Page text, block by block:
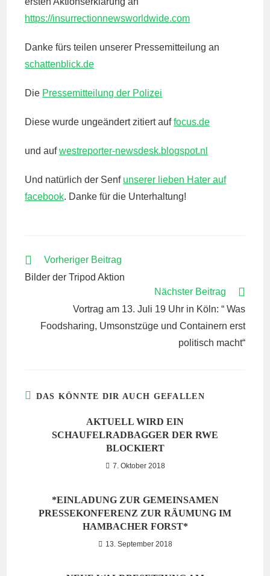
https://insurrectionnewsworldwide.com
Danke fürs teilen unserer Pressemitteilung an
schattenblick.de
Die Pressemitteilung der Polizei
Diese wurde ungeändert zitiert auffocus.de
und aufwestreporter-newsdesk.blogspot.nl
Und natürlich der Senf unserer lieben Hater auf
facebook. Danke für die Unterhaltung!
WEITERE
ANSEHEN
Vorheriger Beitrag
Bilder der Tripod Aktion
Nächster Beitrag
Vortrag am 13. Juli 19 Uhr in Köln: “ Was
Foodsharing, Umsonstzüge und Containern erst
politisch macht“
DAS KÖNNTE DIR AUCH GEFALLEN
AKTUELL WIRD EIN
SCHAUFELRADBAGGER DER RWE
BLOCKIERT
7. Oktober 2018
*EINLADUNG ZUR GEMEINSAMEN
PRESSEKONFERENZ ZUR RÄUMUNG IM
HAMBACHER FORST*
13. September 2018